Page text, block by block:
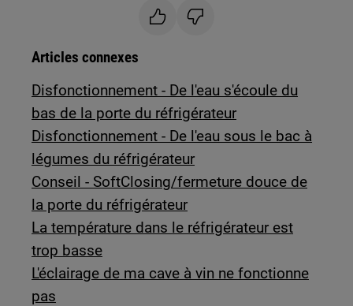
Articles connexes
Disfonctionnement - De l'eau s'écoule du
bas de la porte du réfrigérateur
Disfonctionnement - De l'eau sous le bac à
légumes du réfrigérateur
Conseil - SoftClosing/fermeture douce de
la porte du réfrigérateur
La température dans le réfrigérateur est
trop basse
L'éclairage de ma cave à vin ne fonctionne
pas